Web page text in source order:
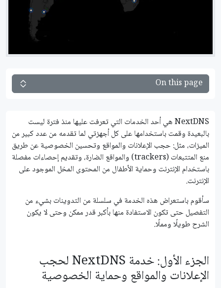
On this page
NextDNS هي أحد الخدمات التي تعرفت عليها منذ فترة ليست
بالبعيدة وقمت باستخدامها على كل أجهزتي لما تقدمه من عدد كبير من
الميزات، مثل: حجب الإعلانات والمواقع وتحسين الخصوصية عن طريق
منع المتتبعات (trackers) والمواقع الضارة، وتقديم إحصاءات مفصلة
باستخدام الإنترنت وحماية اﻷطفال من المحتوى المخل الموجود على
الإنترنت.
سأقوم باستعراض هذه الخدمة في سلسلة من التدوينات بشيء من
التفصيل حتى تكون الاستفادة منها بأكبر قدر ممكن وحتى لا يكون
الشرح طويلًا ومملًا.
الجزء الأول: خدمة NextDNS لحجب
الإعلانات والمواقع وحماية الخصوصية